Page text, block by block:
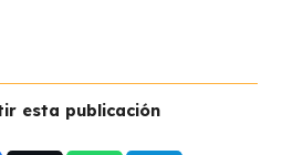
esta publicación